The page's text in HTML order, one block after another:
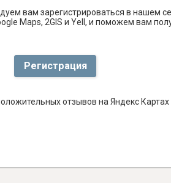
вам зарегистрироваться в нашем
Maps, 2GIS и Yell, и поможем вам
Регистрация
отзывов на Яндекс